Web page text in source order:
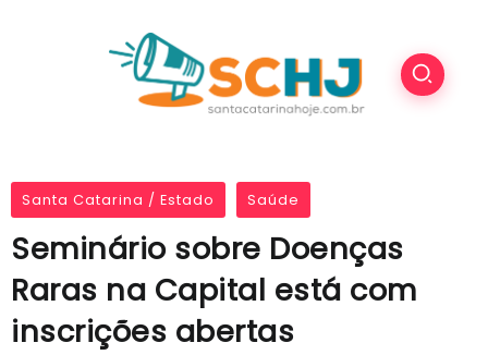
Santa Catarina / Estado Saúde
Seminário sobre Doenças
Raras na Capital está com
inscrições abertas